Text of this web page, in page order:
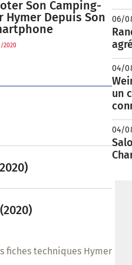
Son Camping-
Hymer Depuis Son
2020
fiches techniques Hymer
06/
04/
un
04/